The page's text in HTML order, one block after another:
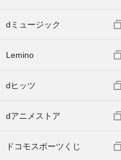
dミュージック
Lemino
dヒッツ
dアニメストア
ドコモスポーツくじ